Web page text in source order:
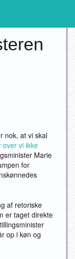
nok, at vi skal
over vi ikke
Marie
for
af retoriske
er taget direkte
op i køn og